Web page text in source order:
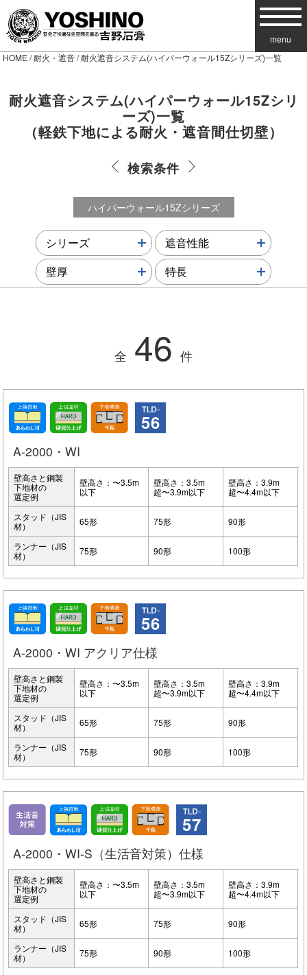
menu
HOME/耐火・遮音/ 耐火遮音システム(ハイパーウォール15Zシリーズ)一覧
耐火遮音システム(ハイパーウォール15Zシリ
ーズ)一覧
（軽鉄下地による耐火・遮音間仕切壁）
検索条件
ハイパーウォール15Zシリーズ
シリーズ 遮音性能
壁厚 特長
全 46 件
A-2000・WI
56
壁高さと鋼製
下地材の
選定例
壁高さ：〜3.5m
以下
壁高さ：3.5m
超〜3.9m以下
壁高さ：3.9m
超〜4.4m以下
スタッド（JIS
材）
65形 75形 90形
ランナー（JIS
材）
75形 90形 100形
A-2000・WI アクリア仕様
56
壁高さと鋼製
下地材の
選定例
壁高さ：〜3.5m
以下
壁高さ：3.5m
超〜3.9m以下
壁高さ：3.9m
超〜4.4m以下
スタッド（JIS
材）
65形 75形 90形
ランナー（JIS
材）
75形 90形 100形
A-2000・WI-S（生活音対策）仕様
57
壁高さと鋼製
下地材の
選定例
壁高さ：〜3.5m
以下
壁高さ：3.5m
超〜3.9m以下
壁高さ：3.9m
超〜4.4m以下
スタッド（JIS
材）
65形 75形 90形
ランナー（JIS
材）
75形 90形 100形